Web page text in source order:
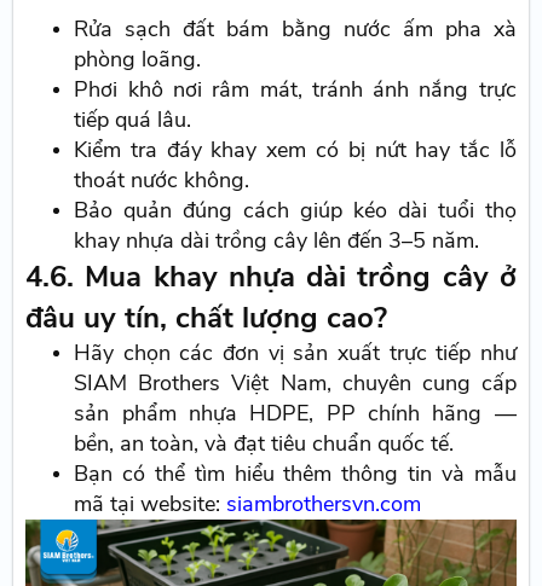
Rửa sạch đất bám bằng nước ấm pha xà
phòng loãng.
Phơi khô nơi râm mát, tránh ánh nắng trực
tiếp quá lâu.
Kiểm tra đáy khay xem có bị nứt hay tắc lỗ
thoát nước không.
Bảo quản đúng cách giúp kéo dài tuổi thọ
khay nhựa dài trồng cây lên đến 3–5 năm.
4.6. Mua khay nhựa dài trồng cây ở
đâu uy tín, chất lượng cao?
Hãy chọn các đơn vị sản xuất trực tiếp như
SIAM Brothers Việt Nam, chuyên cung cấp
sản phẩm nhựa HDPE, PP chính hãng —
bền, an toàn, và đạt tiêu chuẩn quốc tế.
Bạn có thể tìm hiểu thêm thông tin và mẫu
mã tại website: siambrothersvn.com